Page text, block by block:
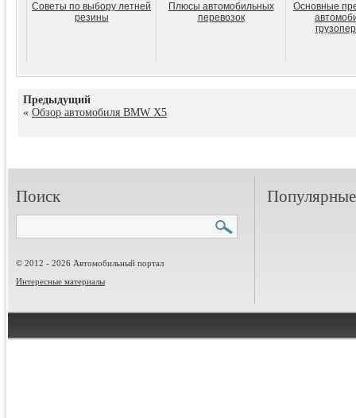
Советы по выбору летней
резины
Плюсы автомобильных
перевозок
Основные
Предыдущий
« Обзор автомобиля BMW X5
Поиск
© 2012 - 2026 Автомобильный портал
Интересные материалы
Популярные